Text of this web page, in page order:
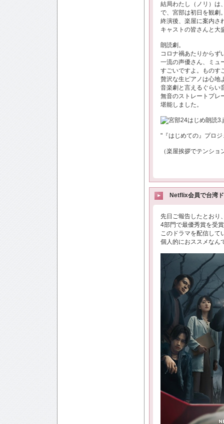
結局わたし（ノリ）は
で、宮部は初日を観劇
終演後、楽屋に案内さ
キャストの皆さんと大
朗読劇。
コロナ禍あたりからず
一流の声優さん、ミュ
すごいですよ。ものす
贅沢な生ピアノは心地
音楽劇と言えるぐらい
無音のストレートプレ
堪能しました。
"『はじめての』プロ
（楽屋挨拶でテンシ
Netflix会員で台湾
先日ご報告したとおり
4部門で最優秀賞を受
このドラマを配信して
個人的におススメなん